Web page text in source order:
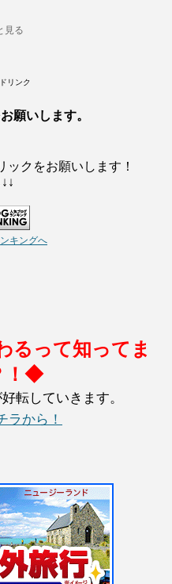
見る
リンク
願いします。
ックをお願いします！
キングへ
るって知ってま
！◆
転していきます。
ラから！